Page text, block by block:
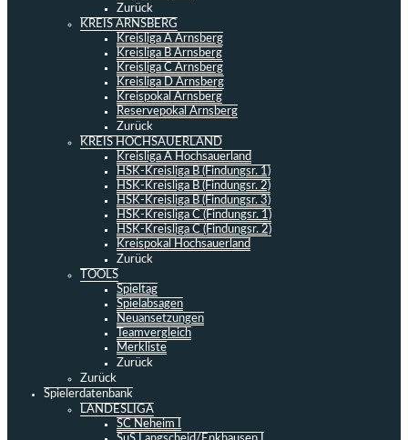
Zurück
KREIS ARNSBERG
Kreisliga A Arnsberg
Kreisliga B Arnsberg
Kreisliga C Arnsberg
Kreisliga D Arnsberg
Kreispokal Arnsberg
Reservepokal Arnsberg
Zurück
KREIS HOCHSAUERLAND
Kreisliga A Hochsauerland
HSK-Kreisliga B (Findungsr. 1)
HSK-Kreisliga B (Findungsr. 2)
HSK-Kreisliga B (Findungsr. 3)
HSK-Kreisliga C (Findungsr. 1)
HSK-Kreisliga C (Findungsr. 2)
Kreispokal Hochsauerland
Zurück
TOOLS
Spieltag
Spielabsagen
Neuansetzungen
Teamvergleich
Merkliste
Zurück
Zurück
Spielerdatenbank
LANDESLIGA
SC Neheim I